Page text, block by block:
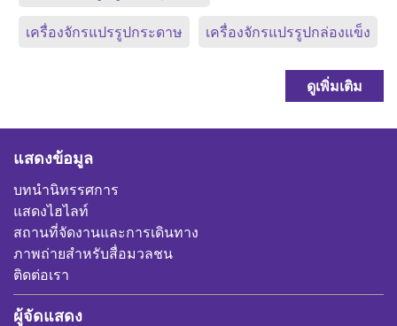
เครื่องจักรแปรรูปกระดาษ เครื่องจักรแปรรูปกล่องแข็ง
ดูเพิ่มเติม
แสดงข้อมูล
บทนำนิทรรศการ
แสดงไฮไลท์
สถานที่จัดงานและการเดินทาง
ภาพถ่ายสำหรับสื่อมวลชน
ติดต่อเรา
ผู้จัดแสดง